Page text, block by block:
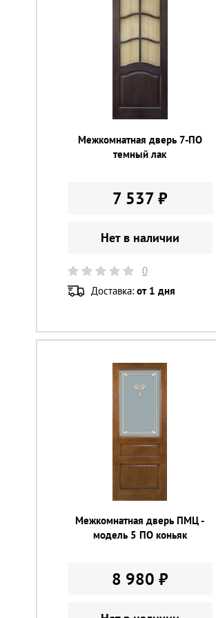
Межкомнатная дверь 7-ПО
темный лак
7 537 ₽
Нет в наличии
0
Доставка: от 1 дня
Межкомнатная дверь ПМЦ -
модель 5 ПО коньяк
8 980 ₽